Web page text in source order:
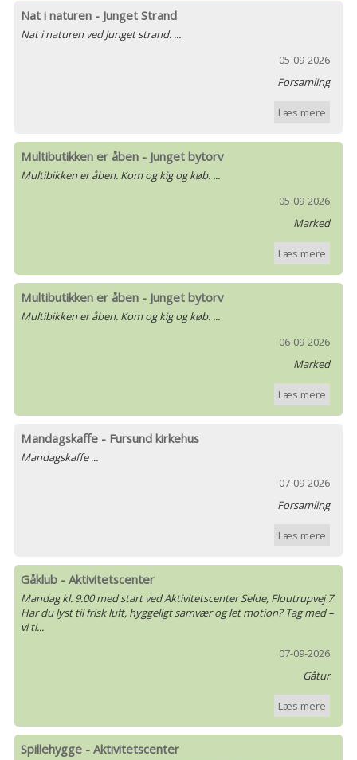
Nat i naturen - Junget Strand
Nat i naturen ved Junget strand. ...
05-09-2026
Forsamling
Læs mere
Multibutikken er åben - Junget bytorv
Multibikken er åben. Kom og kig og køb. ...
05-09-2026
Marked
Læs mere
Multibutikken er åben - Junget bytorv
Multibikken er åben. Kom og kig og køb. ...
06-09-2026
Marked
Læs mere
Mandagskaffe - Fursund kirkehus
Mandagskaffe ...
07-09-2026
Forsamling
Læs mere
Gåklub - Aktivitetscenter
Mandag kl. 9.00 med start ved Aktivitetscenter Selde, Floutrupvej 7
Har du lyst til frisk luft, hyggeligt samvær og let motion? Tag med –
vi ti...
07-09-2026
Gåtur
Læs mere
Spillehygge - Aktivitetscenter